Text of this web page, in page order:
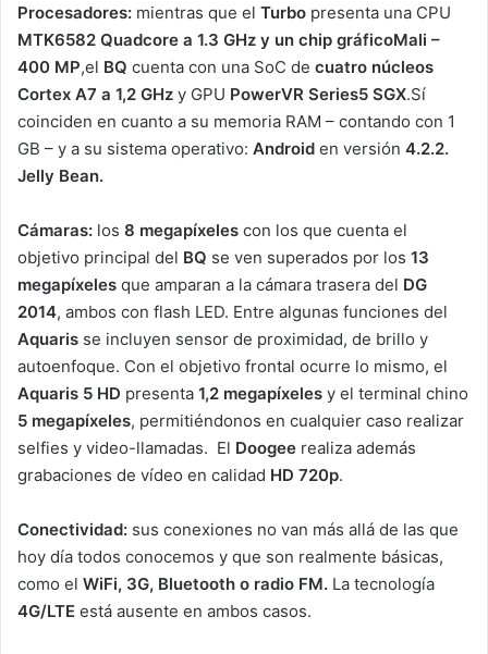
Procesadores: mientras que el Turbo presenta una CPU
MTK6582 Quadcore a 1.3 GHz y un chip gráficoMali –
400 MP,el BQ cuenta con una SoC de cuatro núcleos
Cortex A7 a 1,2 GHz y GPU PowerVR Series5 SGX.Sí
coinciden en cuanto a su memoria RAM – contando con 1
GB – y a su sistema operativo: Android en versión 4.2.2.
Jelly Bean.
Cámaras: los 8 megapíxeles con los que cuenta el
objetivo principal del BQ se ven superados por los 13
megapíxeles que amparan a la cámara trasera del DG
2014, ambos con flash LED. Entre algunas funciones del
Aquaris se incluyen sensor de proximidad, de brillo y
autoenfoque. Con el objetivo frontal ocurre lo mismo, el
Aquaris 5 HD presenta 1,2 megapíxeles y el terminal chino
5 megapíxeles, permitiéndonos en cualquier caso realizar
selfies y video-llamadas. El Doogee realiza además
grabaciones de vídeo en calidad HD 720p.
Conectividad: sus conexiones no van más allá de las que
hoy día todos conocemos y que son realmente básicas,
como el WiFi, 3G, Bluetooth o radio FM. La tecnología
4G/LTE está ausente en ambos casos.